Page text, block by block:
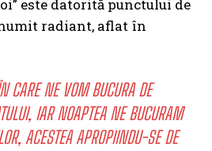
este datorită punctului de
radiant, aflat în
CARE NE VOM BUCURA DE
IAR NOAPTEA NE BUCURAM
ACESTEA APROPIINDU-SE DE